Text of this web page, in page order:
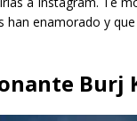
han enamorado y
Burj